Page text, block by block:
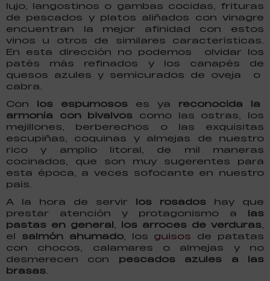
lujo, langostinos o gambas cocidas, frituras
de pescados y platos aliñados con vinagre
encuentran la mejor afinidad con estos
vinos u otros de similares características.
En esta dirección no podemos olvidar los
patés más refinados y los canapés de
quesos azules y semicurados de oveja o
cabra.
Con los espumosos es ya reconocida la
armonía con bivalvos como las ostras, los
mejillones, berberechos o las exquisitas
escupiñas, coquinas y almejas de nuestro
rico y amplio litoral, de mil maneras
cocinados, que son muy sugerentes para
esta época, a veces sofocante en nuestro
país.
A la hora de servir los rosados hay que
prestar atención y protagonismo a las
pastas en general, los arroces de verduras,
el salmón ahumado, los guisos de patatas
con chocos, calamares o almejas y no
desmerecen con pescados azules a las
brasas.